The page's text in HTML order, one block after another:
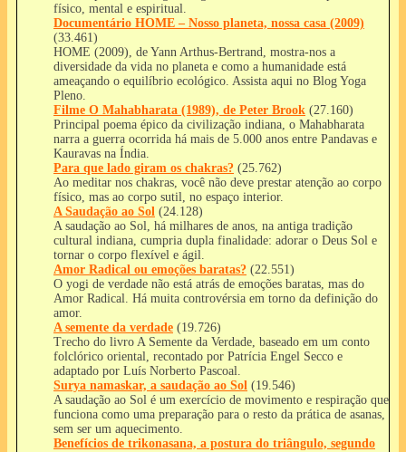
físico, mental e espiritual.
Documentário HOME – Nosso planeta, nossa casa (2009)
(33.461)
HOME (2009), de Yann Arthus-Bertrand, mostra-nos a
diversidade da vida no planeta e como a humanidade está
ameaçando o equilíbrio ecológico. Assista aqui no Blog Yoga
Pleno.
Filme O Mahabharata (1989), de Peter Brook (27.160)
Principal poema épico da civilização indiana, o Mahabharata
narra a guerra ocorrida há mais de 5.000 anos entre Pandavas e
Kauravas na Índia.
Para que lado giram os chakras? (25.762)
Ao meditar nos chakras, você não deve prestar atenção ao corpo
físico, mas ao corpo sutil, no espaço interior.
A Saudação ao Sol (24.128)
A saudação ao Sol, há milhares de anos, na antiga tradição
cultural indiana, cumpria dupla finalidade: adorar o Deus Sol e
tornar o corpo flexível e ágil.
Amor Radical ou emoções baratas? (22.551)
O yogi de verdade não está atrás de emoções baratas, mas do
Amor Radical. Há muita controvérsia em torno da definição do
amor.
A semente da verdade (19.726)
Trecho do livro A Semente da Verdade, baseado em um conto
folclórico oriental, recontado por Patrícia Engel Secco e
adaptado por Luís Norberto Pascoal.
Surya namaskar, a saudação ao Sol (19.546)
A saudação ao Sol é um exercício de movimento e respiração que
funciona como uma preparação para o resto da prática de asanas,
sem ser um aquecimento.
Benefícios de trikonasana, a postura do triângulo, segundo